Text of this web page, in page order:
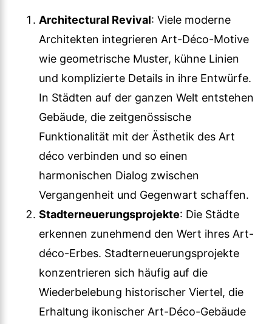
Architectural Revival: Viele moderne
Architekten integrieren Art-Déco-Motive
wie geometrische Muster, kühne Linien
und komplizierte Details in ihre Entwürfe.
In Städten auf der ganzen Welt entstehen
Gebäude, die zeitgenössische
Funktionalität mit der Ästhetik des Art
déco verbinden und so einen
harmonischen Dialog zwischen
Vergangenheit und Gegenwart schaffen.
Stadterneuerungsprojekte: Die Städte
erkennen zunehmend den Wert ihres Art-
déco-Erbes. Stadterneuerungsprojekte
konzentrieren sich häufig auf die
Wiederbelebung historischer Viertel, die
Erhaltung ikonischer Art-Déco-Gebäude